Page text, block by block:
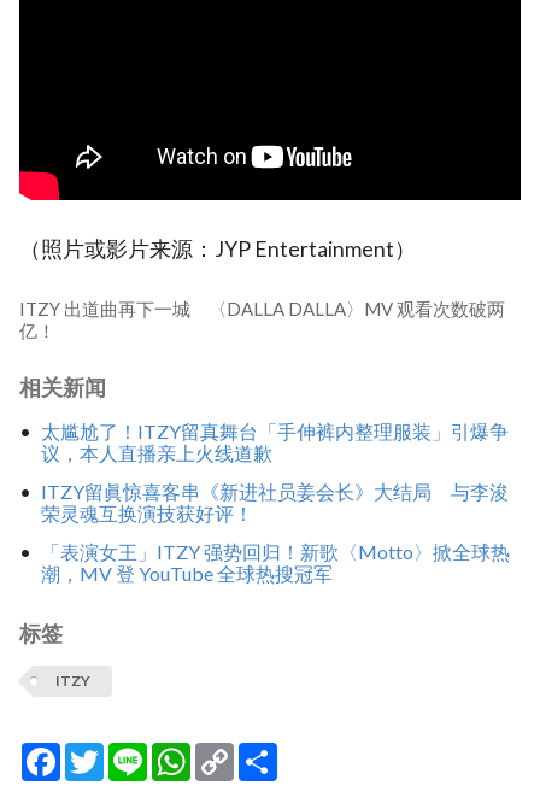
（照片或影片来源：JYP Entertainment）
ITZY 出道曲再下一城 〈DALLA DALLA〉MV 观看次数破两
亿！
相关新闻
太尴尬了！ITZY留真舞台「手伸裤内整理服装」引爆争
议，本人直播亲上火线道歉
ITZY留眞惊喜客串《新进社员姜会长》大结局 与李浚
荣灵魂互换演技获好评！
「表演女王」ITZY 强势回归！新歌〈Motto〉掀全球热
潮，MV 登 YouTube 全球热搜冠军
标签
ITZY
Facebook
TwitterLine WhatsApp
Copy
Link